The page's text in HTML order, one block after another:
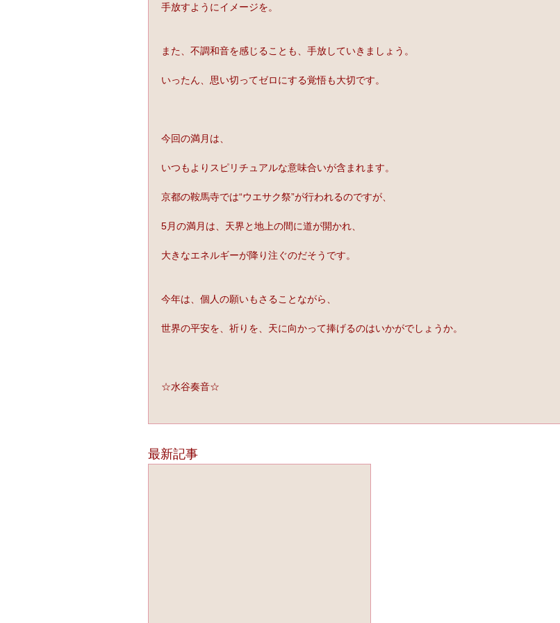
手放すようにイメージを。
また、不調和音を感じることも、手放していきましょう。
いったん、思い切ってゼロにする覚悟も大切です。
今回の満月は、
いつもよりスピリチュアルな意味合いが含まれます。
京都の鞍馬寺では“ウエサク祭”が行われるのですが、
5月の満月は、天界と地上の間に道が開かれ、
大きなエネルギーが降り注ぐのだそうです。
今年は、個人の願いもさることながら、
世界の平安を、祈りを、天に向かって捧げるのはいかがでしょうか。
☆水谷奏音☆
最新記事